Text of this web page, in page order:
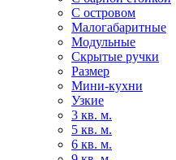
С островом
Малогабаритные
Модульные
Скрытые ручки
Размер
Мини-кухни
Узкие
3 кв. м.
5 кв. м.
6 кв. м.